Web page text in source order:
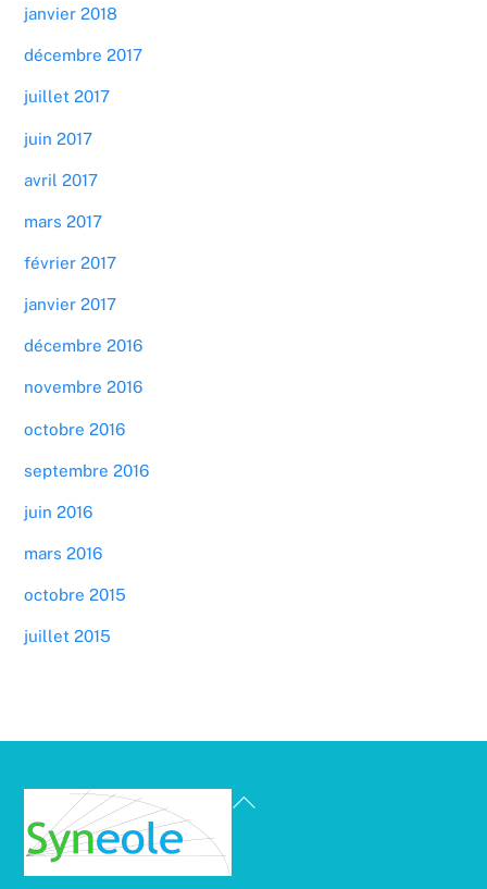
janvier 2018
décembre 2017
juillet 2017
juin 2017
avril 2017
mars 2017
février 2017
janvier 2017
décembre 2016
novembre 2016
octobre 2016
septembre 2016
juin 2016
mars 2016
octobre 2015
juillet 2015